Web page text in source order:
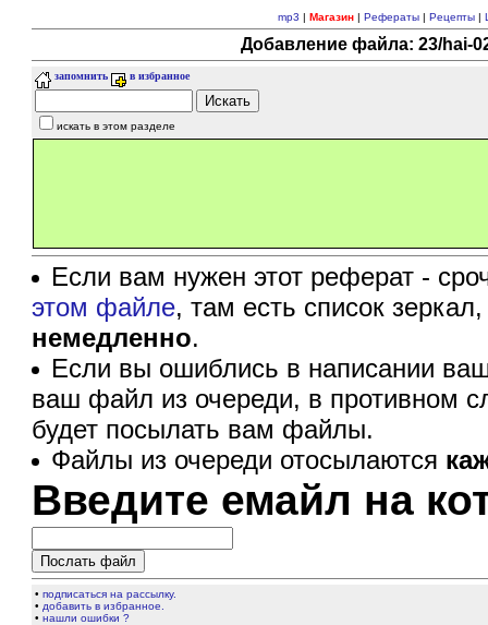
mp3 | Магазин| Рефераты| Рецепты|
Добавление файла: 23/hai-
запомнить в избранное
искать в этом разделе
Если вам нужен этот реферат -
этом файле, там есть список
немедленно.
Если вы ошиблись в написании
ваш файл из очереди, в противном
будет посылать вам файлы.
Файлы из очереди отосылаются
Введите емайл на
•подписаться на рассылку.
• добавить в избранное.
•нашли ошибки ?